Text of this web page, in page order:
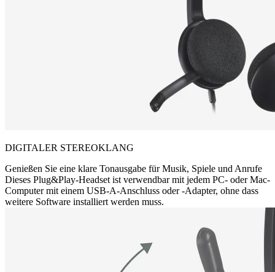
DIGITALER STEREOKLANG
Genießen Sie eine klare Tonausgabe für Musik, Spiele und Anrufe
Dieses Plug&Play-Headset ist verwendbar mit jedem PC- oder Mac-
Computer mit einem USB-A-Anschluss oder -Adapter, ohne dass
weitere Software installiert werden muss.